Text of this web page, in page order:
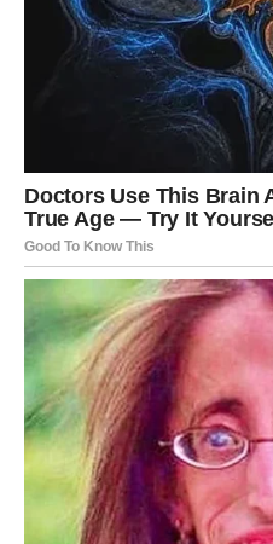
bez osjećaja krivnje. Za žene
je daleko od završene; oni
najhrabrija poglavlja svog